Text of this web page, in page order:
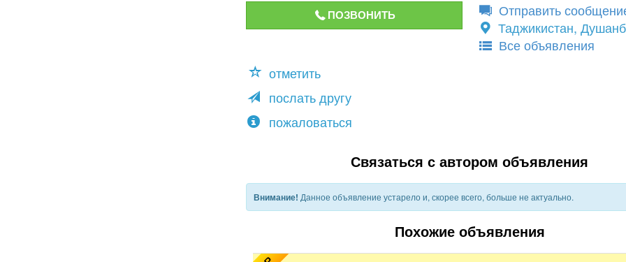
ПОЗВОНИТЬ
Отправить
Таджикистан,
Все объявления
отметить
послать другу
пожаловаться
Связаться с автором объявления
Внимание! Данное объявление устарело и, скорее всего, больше не актуально.
Похожие объявления